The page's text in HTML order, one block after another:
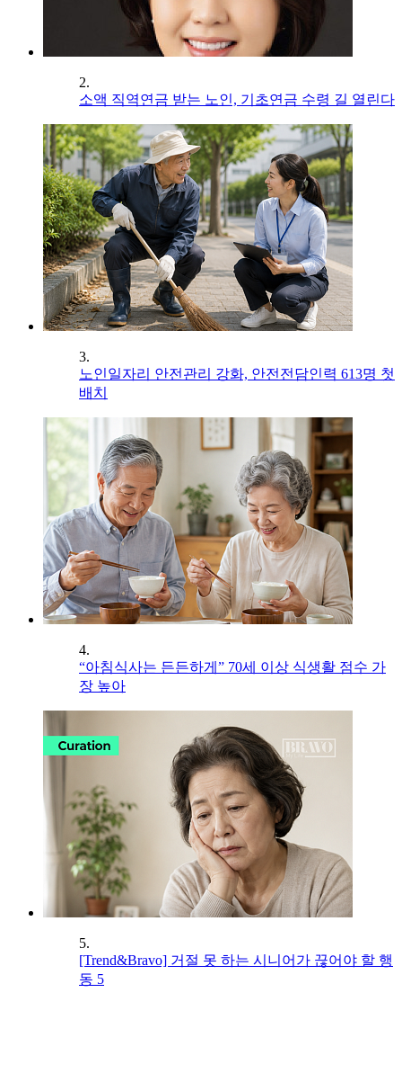
2.
소액 직역연금 받는 노인, 기초연금 수령 길 열린다
3.
노인일자리 안전관리 강화, 안전전담인력 613명 첫
배치
4.
“아침식사는 든든하게” 70세 이상 식생활 점수 가
장 높아
5.
[Trend&Bravo] 거절 못 하는 시니어가 끊어야 할 행
동 5